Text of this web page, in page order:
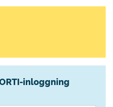
inloggning